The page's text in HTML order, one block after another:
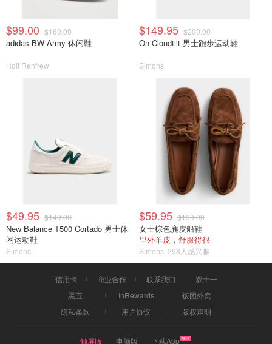
$99.00 $160.00
adidas BW Army 休闲鞋
Holt Renfrew
$149.95 $200.00
On Cloudtilt 男士跑步运动鞋
Simons
$49.95 $140.00
New Balance T500 Cortado 男士休
闲运动鞋
Simons
$59.95 $190.00
女士棕色麂皮船鞋
里外羊皮，舒服得很
Simons 298人感兴趣
信用卡 商业合作 联系我们
双十一
黑五
InRewards
饭团外卖
隐私条款
用户协议 版权声明
触屏版 电脑版 下载App